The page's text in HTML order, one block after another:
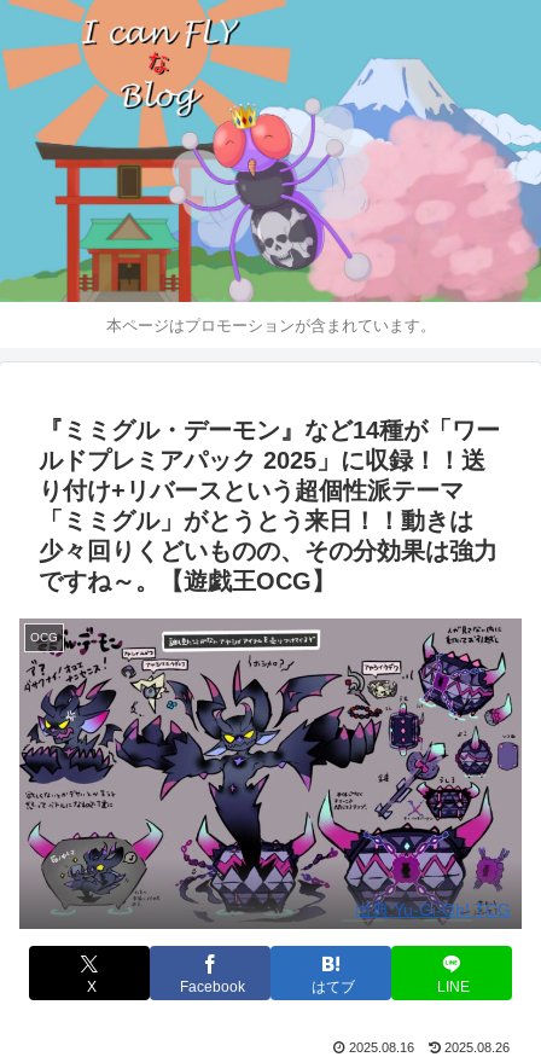
本ページはプロモーションが含まれています。
『ミミグル・デーモン』など14種が「ワー
ルドプレミアパック 2025」に収録！！送
り付け+リバースという超個性派テーマ
「ミミグル」がとうとう来日！！動きは
少々回りくどいものの、その分効果は強力
ですね～。【遊戯王OCG】
OCG
出典:Yu-Gi-Oh! TCG
X Facebook はてブ LINE
2025.08.16 2025.08.26